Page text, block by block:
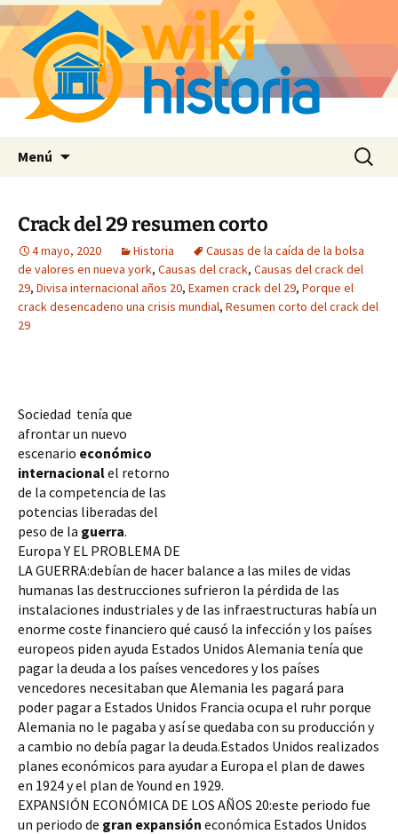
Menú Buscar:
Crack del 29 resumen corto
4 mayo, 2020 Historia
Causas de la caída de la bolsa
de valores en nueva york, Causas del crack, Causas del crack del
29, Divisa internacional años 20, Examen crack del 29, Porque el
crack desencadeno una crisis mundial, Resumen corto del crack del
29
Sociedad tenía que
afrontar un nuevo
escenario económico
internacionalel retorno
de la competencia de las
potencias liberadas del
peso de la guerra.
Europa Y EL PROBLEMA DE
LA GUERRA:debían de hacer balance a las miles de vidas
humanas las destrucciones sufrieron la pérdida de las
instalaciones industriales y de las infraestructuras había un
enorme coste financiero qué causó la infección y los países
europeos piden ayuda Estados Unidos Alemania tenía que
pagar la deuda a los países vencedores y los países
vencedores necesitaban que Alemania les pagará para
poder pagar a Estados Unidos Francia ocupa el ruhr porque
Alemania no le pagaba y así se quedaba con su producción y
a cambio no debía pagar la deuda.Estados Unidos realizados
planes económicos para ayudar a Europa el plan de dawes
en 1924 y el plan de Yound en 1929.
EXPANSIÓN ECONÓMICA DE LOS AÑOS 20:este periodo fue
un periodo de gran expansión económica Estados Unidos